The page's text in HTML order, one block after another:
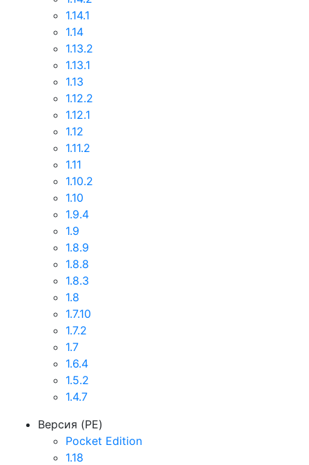
1.14.1
1.14
1.13.2
1.13.1
1.13
1.12.2
1.12.1
1.12
1.11.2
1.11
1.10.2
1.10
1.9.4
1.9
1.8.9
1.8.8
1.8.3
1.8
1.7.10
1.7.2
1.7
1.6.4
1.5.2
1.4.7
Версия (PE)
Pocket Edition
1.18